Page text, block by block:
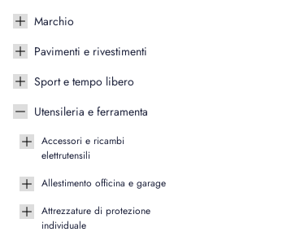
Marchio
Pavimenti e rivestimenti
Sport e tempo libero
Utensileria e ferramenta
Accessori e ricambi
elettrutensili
Allestimento officina e garage
Attrezzature di protezione
individuale